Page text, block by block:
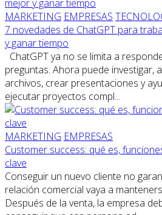
MARKETING EMPRESAS
7 novedades de ChatGPT para
y ganar tiempo
ChatGPT ya no se limita a
preguntas. Ahora puede investigar,
archivos, crear presentaciones y
ejecutar proyectos compl...
MARKETING EMPRESAS
Customer success: qué es,
clave
Conseguir un nuevo cliente no
relación comercial vaya a
Después de la venta, la empresa